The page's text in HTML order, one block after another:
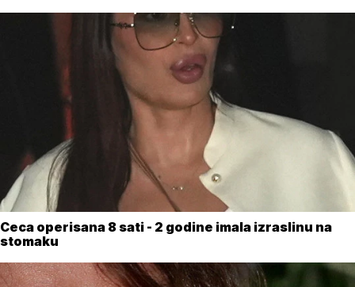
Ceca operisana 8 sati - 2 godine imala izraslinu na
stomaku